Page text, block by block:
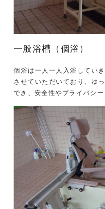
一般浴槽（個浴）
個浴は一人一人入浴してい
させていただいており、ゆ
でき、安全性やプライバシー